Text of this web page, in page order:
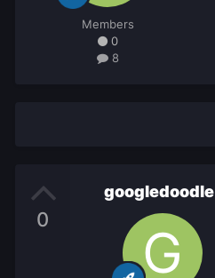
Members
0
8
0
googledoodle